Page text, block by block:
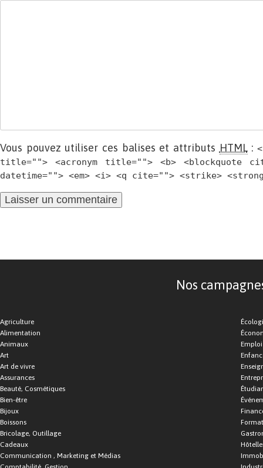
Vous pouvez utiliser ces balises et attributs HTML:
title=""> <acronym title=""> <b> <blockquote
datetime=""> <em> <i> <q cite=""> <strike>
Nos
Agriculture
Alimentation
Animaux
Art
Art de vivre
Assurances
Beauté, Cosmétiques
Bien-être
Bijoux
Boissons
Bricolage, Outillage
Cadeaux
Communication , Marketing et Médias
Emploi